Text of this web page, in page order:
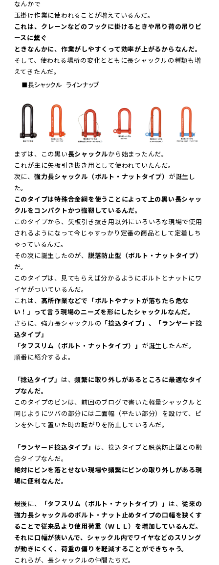
なんかで
玉掛け作業に使われることが増えているんだ。
これは、クレーンなどのフックに掛けるときや吊り荷の吊りピ
ースに繋ぐ
ときなんかに、作業がしやすくって効率が上がるからなんだ。
そして、使われる場所の変化とともに長シャックルの種類も増
えてきたんだ。
まずは、この黒い長シャックルから始まったんだ。
これが主に矢板引き抜き用として使われていたんだ。
次に、 強力長シャックル（ボルト・ナットタイプ） が誕生し
た。
このタイプは特殊合金綱を使うことによって上の黒い長シャッ
クルをコンパクトかつ強靭しているんだ。
このタイプから、矢板引き抜き用以外にいろいろな現場で使用
されるようになって今じゃすっかり定番の商品として定着しち
ゃっているんだ。
その次に誕生したのが、 脱落防止型（ボルト・ナットタイプ）
だ。
このタイプは、見てもらえば分かるようにボルトとナットにワ
イヤがついているんだ。
これは、 高所作業などで「ボルトやナットが落ちたら危な
い！」って言う現場のニーズを形にしたシャックルなんだ。
さらに、強力長シャックルの 「捻込タイプ」、「ランヤード捻
込タイプ」
「タフスリム（ボルト・ナットタイプ）」 が誕生したんだ。
順番に紹介するよ。
「捻込タイプ」 は、頻繁に取り外しがあるところに最適なタイ
プなんだ。
このタイプのピンは、前回のブログで書いた軽量シャックルと
同じようにツバの部分には二面幅（平たい部分）を設けて、ピ
ンを外して置いた時の転がりを防止しているんだ。
「ランヤード捻込タイプ」 は、捻込タイプと脱落防止型との融
合タイプなんだ。
絶対にピンを落とせない現場や頻繁にピンの取り外しがある現
場に便利なんだ。
最後に、 「タフスリム（ボルト・ナットタイプ）」 は、従来の
強力長シャックルのボルト・ナット止めタイプの口幅を狭くす
ることで従来品より使用荷重（ＷＬＬ）を増加しているんだ。
それに口幅が狭いんで、シャックル内でワイヤなどのスリング
が動きにくく、荷重の偏りを軽減することができちゃう。
これらが、長シャックルの仲間たちだ。